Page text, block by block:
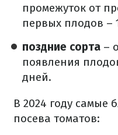
промежуток от
первых плодов –
поздние сорта –
появления
дней.
В 2024 году самые
посева томатов: